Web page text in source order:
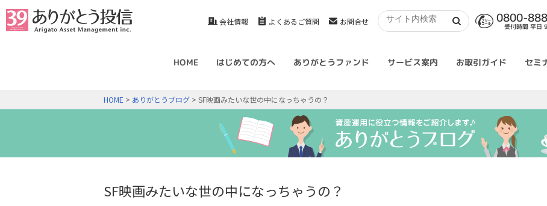
会社情報 よくあるご質問 お問合せ 0800-
受付時間 平日
HOME はじめての方へ ありがとうファンド サービス案内 お取引ガイド セミ
HOME > ありがとうブログ > SF映画みたいな世の中になっちゃうの？
SF映画みたいな世の中になっちゃうの？